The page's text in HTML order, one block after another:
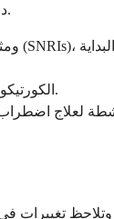
دعنا نلقي نظرة على بعض الأسباب الأكثر شيوعًا، حتى تتمكن من معرفة ما إذا كان أي منها قد يكون جزءًا من روتينك الحالي.
الكورتيكوستيرويدات مثل بريدنيزون يمكن أن تزيد من اليقظة وتجعل النوم أصعب، خاصة عند تناولها في وقت متأخر من اليوم.